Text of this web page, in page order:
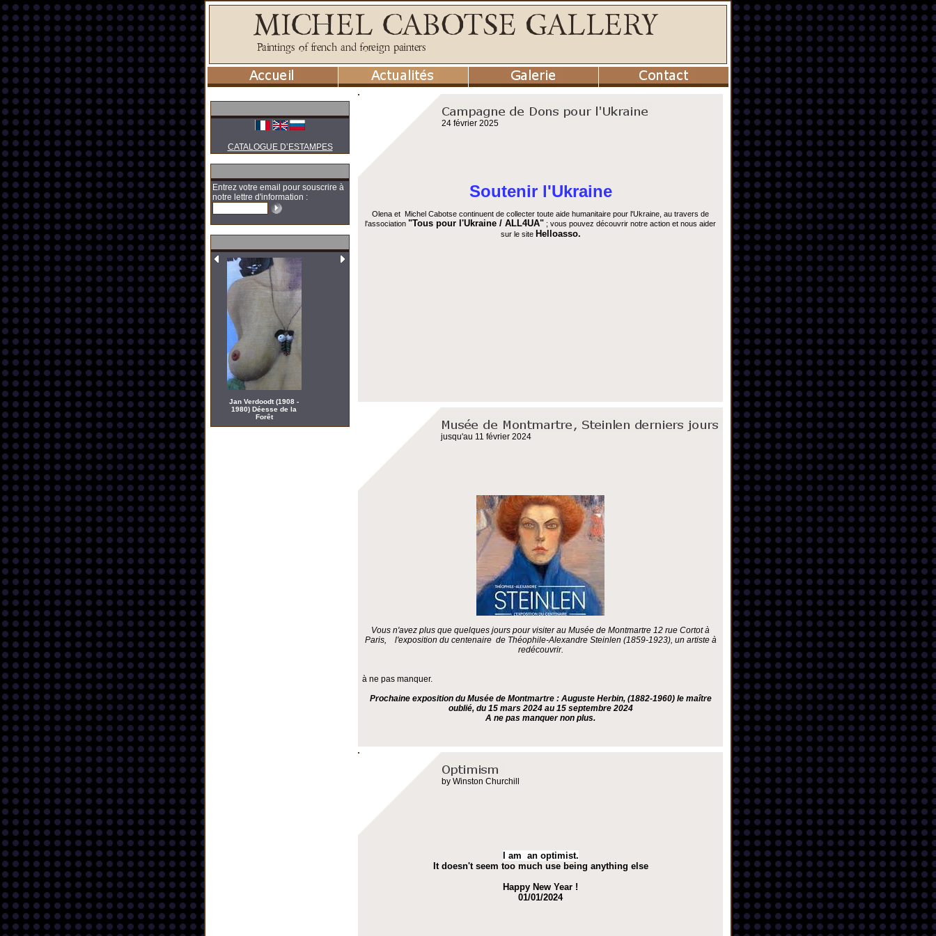
CATALOGUE D’ESTAMPES
Entrez votre email pour souscrire à
notre lettre d'information :
Jan Verdoodt (1908 -
1980) Déesse de la
Forêt
24 février 2025
Soutenir l'Ukraine
Olena et Michel Cabotse continuent de collecter toute aide humanitaire pour l'Ukraine, au travers de
l'association "Tous pour l'Ukraine / ALL4UA" ; vous pouvez découvrir notre action et nous aider
sur le site Helloasso.
jusqu'au 11 février 2024
Vous n'avez plus que quelques jours pour visiter au Musée de Montmartre 12 rue Cortot à
Paris, l'exposition du centenaire de Théophile-Alexandre Steinlen (1859-1923), un artiste à
redécouvrir.
à ne pas manquer.
Prochaine exposition du Musée de Montmartre : Auguste Herbin, (1882-1960) le maître
oublié, du 15 mars 2024 au 15 septembre 2024
A ne pas manquer non plus.
by Winston Churchill
I am an optimist.
It doesn't seem too much use being anything else
Happy New Year !
01/01/2024